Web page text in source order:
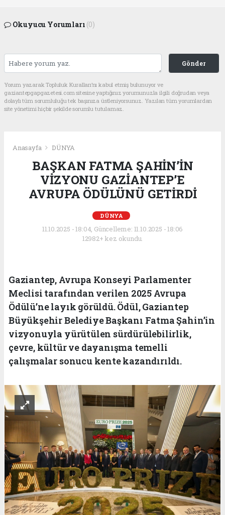
Okuyucu Yorumları (0)
Gönder
Yorum yazarak Topluluk Kuralları’nı kabul etmiş bulunuyor ve
gaziantepgapgazetesi.com sitesine yaptığınız yorumunuzla ilgili doğrudan veya
dolaylı tüm sorumluluğu tek başınıza üstleniyorsunuz. Yazılan tüm yorumlardan
site yönetimi hiçbir şekilde sorumlu tutulamaz.
Anasayfa DÜNYA
BAŞKAN FATMA ŞAHİN’İN
VİZYONU GAZİANTEP’E
AVRUPA ÖDÜLÜNÜ GETİRDİ
DÜNYA
11.10.2025 - 18:04, Güncelleme: 11.10.2025 - 18:06
12982+ kez okundu.
Gaziantep, Avrupa Konseyi Parlamenter
Meclisi tarafından verilen 2025 Avrupa
Ödülü’ne layık görüldü. Ödül, Gaziantep
Büyükşehir Belediye Başkanı Fatma Şahin’in
vizyonuyla yürütülen sürdürülebilirlik,
çevre, kültür ve dayanışma temelli
çalışmalar sonucu kente kazandırıldı.